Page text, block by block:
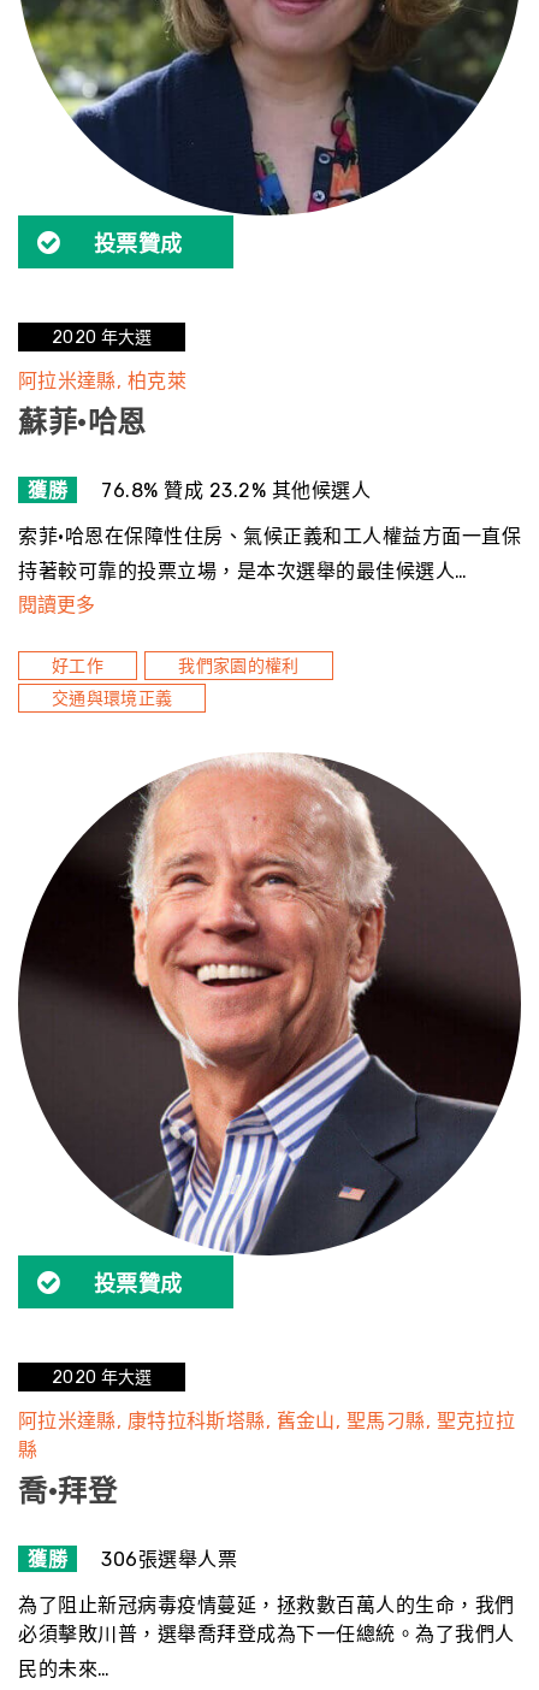
投票贊成
2020 年大選
阿拉米達縣 柏克萊
蘇菲·哈恩
獲勝 76.8% 贊成 23.2% 其他候選人
索菲·哈恩在保障性住房、氣候正義和工人權益方面一直保
持著較可靠的投票立場，是本次選舉的最佳候選人…
閱讀更多
好工作
我們家園的權利
交通與環境正義
投票贊成
2020 年大選
阿拉米達縣 康特拉科斯塔縣 舊金山 聖馬刁縣 聖克拉拉
縣
喬·拜登
獲勝 306張選舉人票
為了阻止新冠病毒疫情蔓延，拯救數百萬人的生命，我們
必須擊敗川普，選舉喬拜登成為下一任總統。為了我們人
民的未來…